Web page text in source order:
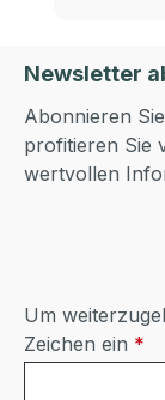
Newsletter
Abonnieren
profitieren Sie
wertvollen
Um
Zeichen ein *